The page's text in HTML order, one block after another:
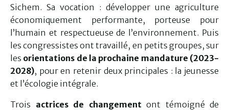
Sichem. Sa vocation : développer une agriculture
économiquement performante, porteuse pour
l’humain et respectueuse de l’environnement. Puis
les congressistes ont travaillé, en petits groupes, sur
les orientations de la prochaine mandature (2023-
2028), pour en retenir deux principales : la jeunesse
et l’écologie intégrale.
Trois actrices de changementont témoigné de